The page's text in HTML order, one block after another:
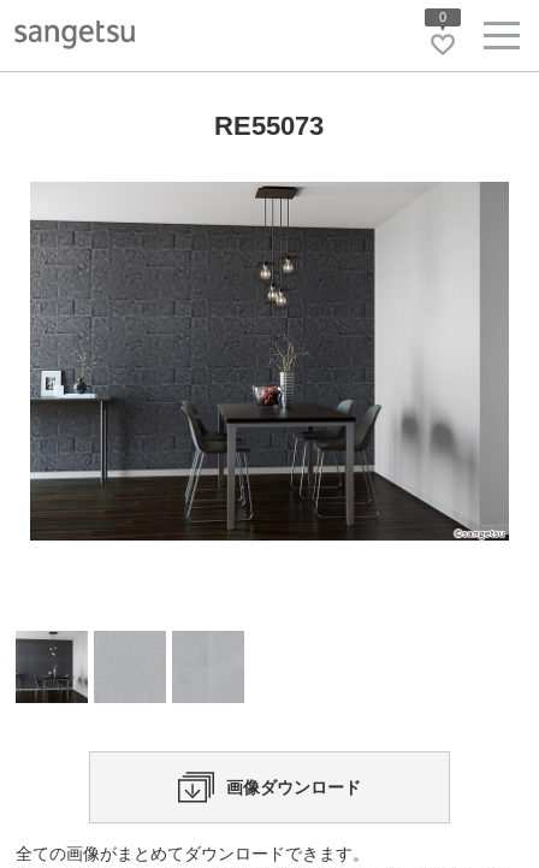
0
RE55073
画像ダウンロード
全ての画像がまとめてダウンロードできます。